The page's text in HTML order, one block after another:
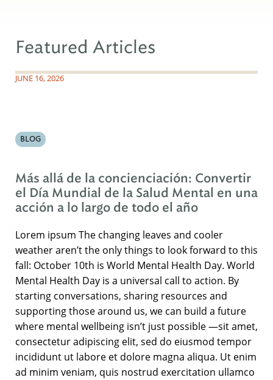
Featured Articles
JUNE 16, 2026
BLOG
Más allá de la concienciación: Convertir
el Día Mundial de la Salud Mental en una
acción a lo largo de todo el año
Lorem ipsum The changing leaves and cooler
weather aren’t the only things to look forward to this
fall: October 10th is World Mental Health Day. World
Mental Health Day is a universal call to action. By
starting conversations, sharing resources and
supporting those around us, we can build a future
where mental wellbeing isn’t just possible —sit amet,
consectetur adipiscing elit, sed do eiusmod tempor
incididunt ut labore et dolore magna aliqua. Ut enim
ad minim veniam, quis nostrud exercitation ullamco